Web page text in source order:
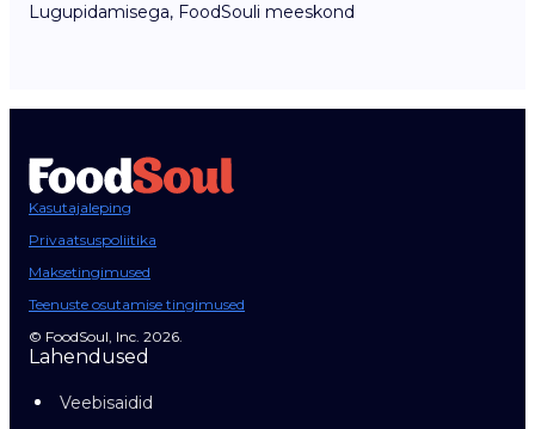
Lugupidamisega, FoodSouli meeskond
Kasutajaleping
Privaatsuspoliitika
Maksetingimused
Teenuste osutamise tingimused
© FoodSoul, Inc. 2026.
Lahendused
Veebisaidid